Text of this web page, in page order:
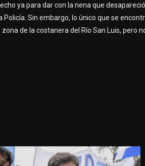
ya para dar con la nena que
Sin embargo, lo único que se
de la costanera del Río San Luis, pero